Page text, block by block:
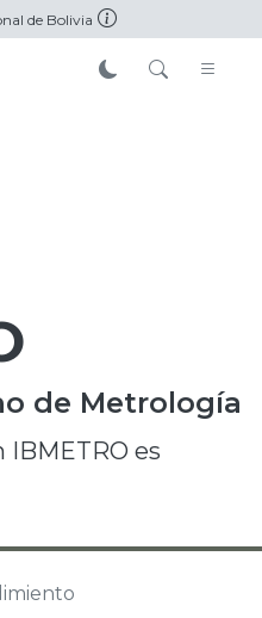
de Bolivia
de Metrología
IBMETRO es